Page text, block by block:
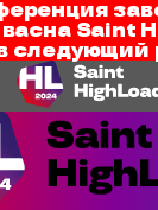
на Saint
следующий